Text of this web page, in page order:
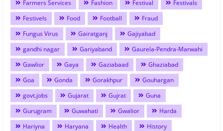
Farmers Services
Fashion Festival
Festivals
Festivels
Food Football
Fraud
Fungus Virus
Gairatganj
Gajiyabad
gandhi nagar
Gariyaband
Gaurela-Pendra-Marwahi
Gawlior
Gaya Gaziabaad
Ghaziabad
Goa
Gonda Gorakhpur
Gouhargan
govt.jobs
Gujarat Gujrat
Guna
Gurugram
Guwahati Gwalior
Harda
Hariyna
Haryana Health
History